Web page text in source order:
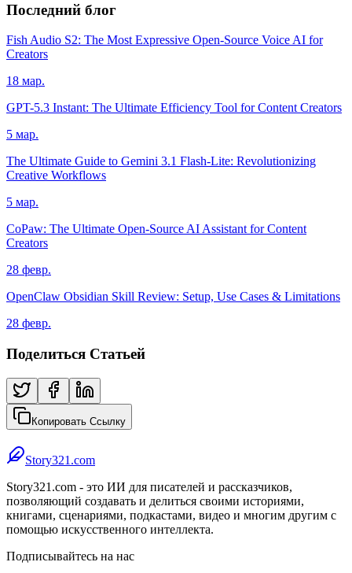
Последний блог
Fish Audio S2: The Most Expressive Open-Source Voice AI for
Creators
18 мар.
GPT-5.3 Instant: The Ultimate Efficiency Tool for Content Creators
5 мар.
The Ultimate Guide to Gemini 3.1 Flash-Lite: Revolutionizing
Creative Workflows
5 мар.
CoPaw: The Ultimate Open-Source AI Assistant for Content
Creators
28 февр.
OpenClaw Obsidian Skill Review: Setup, Use Cases & Limitations
28 февр.
Поделиться Статьей
Копировать Ссылку
Story321.com
Story321.com - это ИИ для писателей и рассказчиков,
позволяющий создавать и делиться своими историями,
книгами, сценариями, подкастами, видео и многим другим с
помощью искусственного интеллекта.
Подписывайтесь на нас